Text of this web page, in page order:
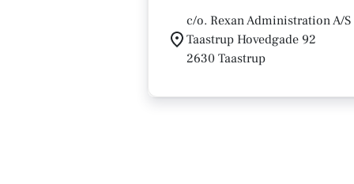
c/o. Rexan Administration A/S
Taastrup Hovedgade 92
2630 Taastrup